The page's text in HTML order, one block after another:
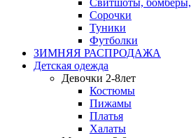
Свитшоты,
Сорочки
Туники
Футболки
ЗИМНЯЯ РАСПРОДАЖА
Детская одежда
Девочки 2-8лет
Костюмы
Пижамы
Платья
Халаты